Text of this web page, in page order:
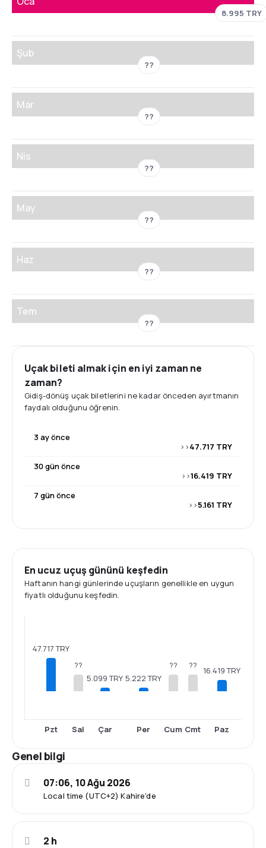
8.995 TRY
Şub
??
Mar
??
Nis
??
May
??
Haz
??
Tem
??
Uçak bileti almak için en iyi zaman ne
zaman?
Gidiş-dönüş uçak biletlerini ne kadar önceden ayırtmanın
faydalı olduğunu öğrenin.
3 ay önce
>>47.717 TRY
30 gün önce
>>16.419 TRY
7 gün önce
>>5.161 TRY
En ucuz uçuş gününü keşfedin
Haftanın hangi günlerinde uçuşların genellikle en uygun
fiyatlı olduğunu keşfedin.
47.717 TRY
Pzt
??
Sal
5.099 TRY
Çar
5.222 TRY
Per
??
Cum
??
Cmt
16.419 TRY
Paz
Genel bilgi
Local time (UTC+2) Kahire'de
07:06, 10 Ağu 2026
2 h